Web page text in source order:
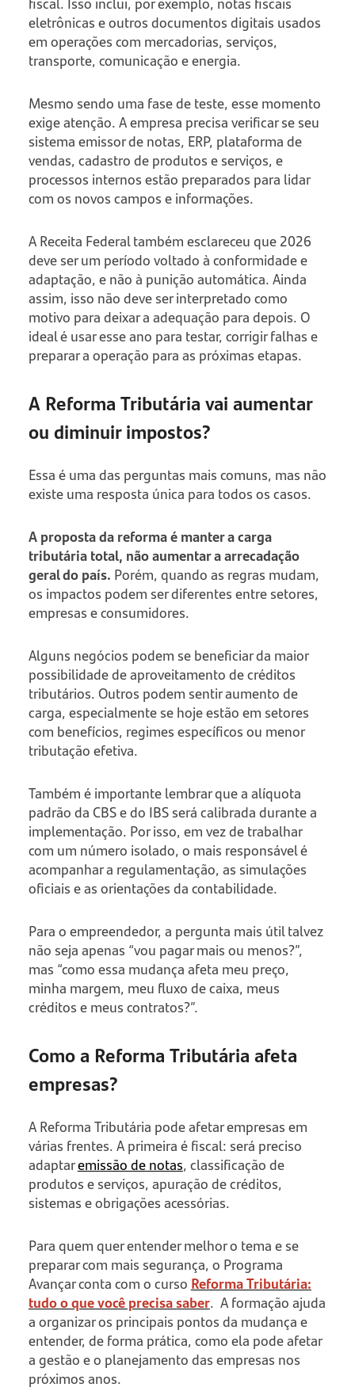
eletrônicas e outros documentos digitais usados
em operações com mercadorias, serviços,
transporte, comunicação e energia.
Mesmo sendo uma fase de teste, esse momento
exige atenção. A empresa precisa verificar se seu
sistema emissor de notas, ERP, plataforma de
vendas, cadastro de produtos e serviços, e
processos internos estão preparados para lidar
com os novos campos e informações.
A Receita Federal também esclareceu que 2026
deve ser um período voltado à conformidade e
adaptação, e não à punição automática. Ainda
assim, isso não deve ser interpretado como
motivo para deixar a adequação para depois. O
ideal é usar esse ano para testar, corrigir falhas e
preparar a operação para as próximas etapas.
A Reforma Tributária vai aumentar
ou diminuir impostos?
Essa é uma das perguntas mais comuns, mas não
existe uma resposta única para todos os casos.
A proposta da reforma é manter a carga
tributária total, não aumentar a arrecadação
geral do país. Porém, quando as regras mudam,
os impactos podem ser diferentes entre setores,
empresas e consumidores.
Alguns negócios podem se beneficiar da maior
possibilidade de aproveitamento de créditos
tributários. Outros podem sentir aumento de
carga, especialmente se hoje estão em setores
com benefícios, regimes específicos ou menor
tributação efetiva.
Também é importante lembrar que a alíquota
padrão da CBS e do IBS será calibrada durante a
implementação. Por isso, em vez de trabalhar
com um número isolado, o mais responsável é
acompanhar a regulamentação, as simulações
oficiais e as orientações da contabilidade.
Para o empreendedor, a pergunta mais útil talvez
não seja apenas “vou pagar mais ou menos?”,
mas “como essa mudança afeta meu preço,
minha margem, meu fluxo de caixa, meus
créditos e meus contratos?”.
Como a Reforma Tributária afeta
empresas?
A Reforma Tributária pode afetar empresas em
várias frentes. A primeira é fiscal: será preciso
adaptaremissão de notas, classificação de
produtos e serviços, apuração de créditos,
sistemas e obrigações acessórias.
Para quem quer entender melhor o tema e se
preparar com mais segurança, o Programa
Avançar conta com o curso Reforma Tributária:
tudo o que você precisa saber. A formação ajuda
a organizar os principais pontos da mudança e
entender, de forma prática, como ela pode afetar
a gestão e o planejamento das empresas nos
próximos anos.